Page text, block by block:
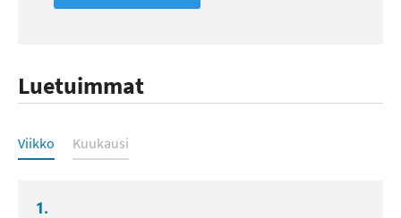
Luetuimmat
Luetuimmat
Viikko Kuukausi
1.